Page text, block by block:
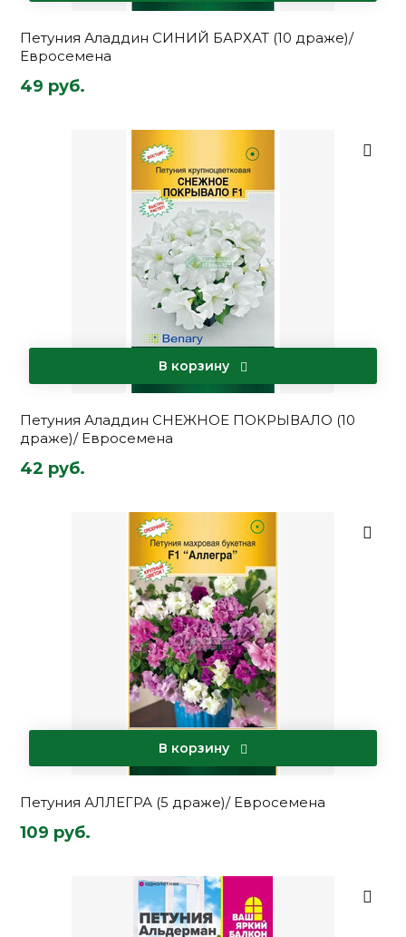
Петуния Аладдин СИНИЙ БАРХАТ (10 драже)/
Евросемена
49 руб.
В корзину
Петуния Аладдин СНЕЖНОЕ ПОКРЫВАЛО (10
драже)/ Евросемена
42 руб.
В корзину
Петуния АЛЛЕГРА (5 драже)/ Евросемена
109 руб.